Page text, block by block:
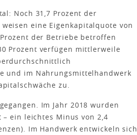
Noch 31,7 Prozent der
eine Eigenkapitalquote von
der Betriebe betroffen
Prozent verfügen mittlerweile
und im Nahrungsmittelhandwerk
zu.
Im Jahr 2018 wurden
ein leichtes Minus von 2,4
Im Handwerk entwickeln sich